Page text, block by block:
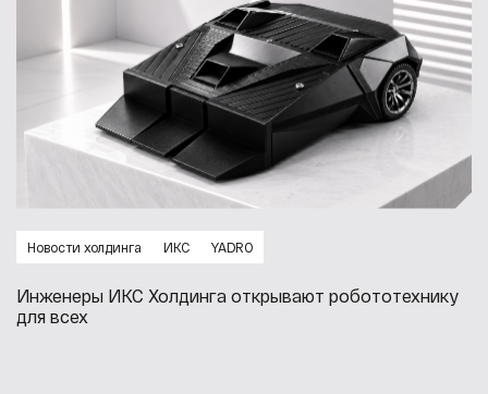
Новости холдинга ИКС YADRO
Инженеры ИКС Холдинга открывают робототехнику
для всех